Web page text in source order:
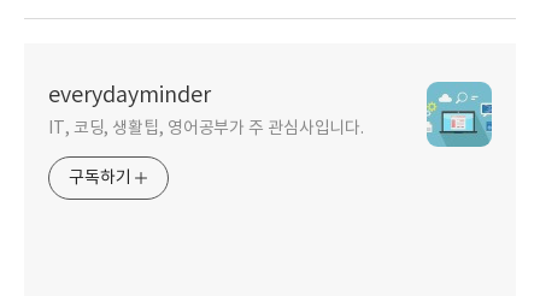
everydayminder
IT, 코딩, 생활팁, 영어공부가 주 관심사입니다.
구독하기